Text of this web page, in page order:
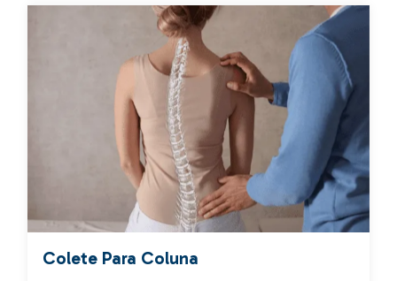
Colete Para Coluna